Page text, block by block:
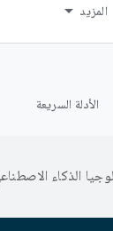
المزيد
الأدلة السريعة